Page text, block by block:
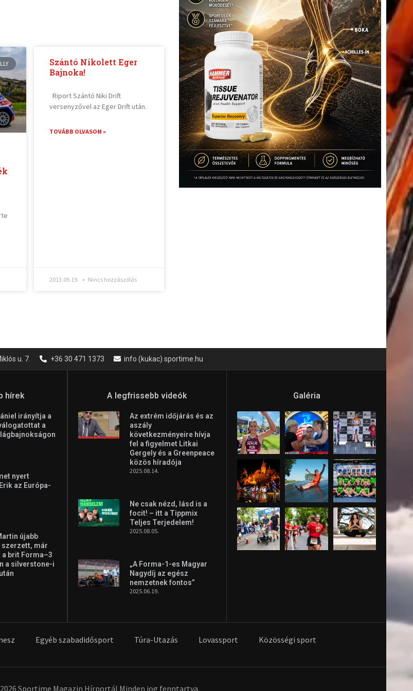
Szántó Nikolett Eger
Bajnoka!
Riport Szántó Niki Drift
versenyzővel az Eger Drift után.
TOVÁBB OLVASOM »
2013.09.19. Nincs hozzászólás
u. 7. +36 30 471 1373 info (kukac) sportime.hu
hírek
irányítja a
a
nyert
az Európa-
újabb
már
brit Forma–3
a silverstone-i
A legfrissebb videók
Az extrém időjárás és az
aszály
következményeire hívja
fel a figyelmet Litkai
Gergely és a Greenpeace
közös híradója
2025.08.14.
Ne csak nézd, lásd is a
focit! – itt a Tippmix
Teljes Terjedelem!
2025.08.05.
„A Forma-1-es Magyar
Nagydíj az egész
nemzetnek fontos”
2025.06.19.
Galéria
Egyéb szabadidősport Túra-Utazás Lovassport Közösségi sport
Sportime Magazin Hírportál Minden jog fenntartva.